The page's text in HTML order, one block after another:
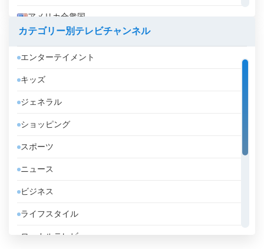
アメリカ合衆国
アルジェリア
アルゼンチン
アルバ
アルバニア
アルメニア
アンゴラ
アンドラ
イエメン
カテゴリー別テレビチャンネル
エンターテイメント
キッズ
ジェネラル
ショッピング
スポーツ
ニュース
ビジネス
ライフスタイル
ローカルテレビ